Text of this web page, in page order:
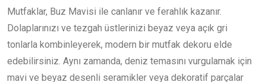
Mutfaklar, Buz Mavisi ile canlanır ve ferahlık kazanır.
Dolaplarınızı ve tezgah üstlerinizi beyaz veya açık gri
tonlarla kombinleyerek, modern bir mutfak dekoru elde
edebilirsiniz. Aynı zamanda, deniz temasını vurgulamak için
mavi ve beyaz desenli seramikler veya dekoratif parçalar